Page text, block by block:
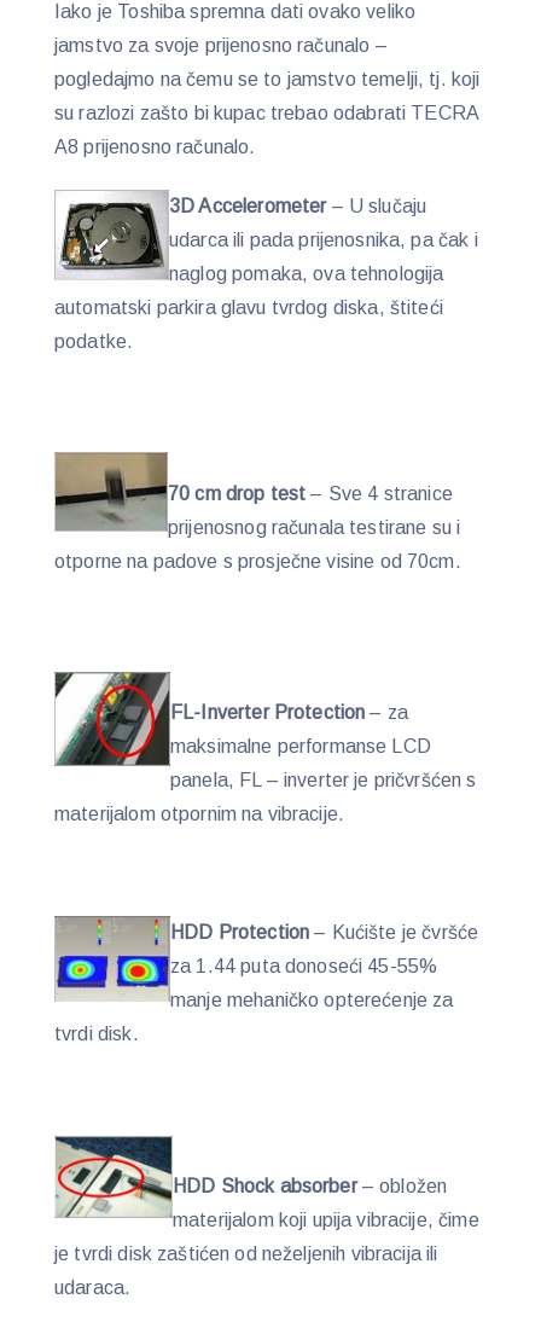
Iako je Toshiba spremna dati ovako veliko
jamstvo za svoje prijenosno računalo –
pogledajmo na čemu se to jamstvo temelji, tj. koji
su razlozi zašto bi kupac trebao odabrati TECRA
A8 prijenosno računalo.
3D Accelerometer– U slučaju
udarca ili pada prijenosnika, pa čak i
naglog pomaka, ova tehnologija
automatski parkira glavu tvrdog diska, štiteći
podatke.
70 cm drop test – Sve 4 stranice
prijenosnog računala testirane su i
otporne na padove s prosječne visine od 70cm.
FL-Inverter Protection – za
maksimalne performanse LCD
panela, FL – inverter je pričvršćen s
materijalom otpornim na vibracije.
HDD Protection – Kućište je čvršće
za 1.44 puta donoseći 45-55%
manje mehaničko opterećenje za
tvrdi disk.
HDD Shock absorber– obložen
materijalom koji upija vibracije, čime
je tvrdi disk zaštićen od neželjenih vibracija ili
udaraca.